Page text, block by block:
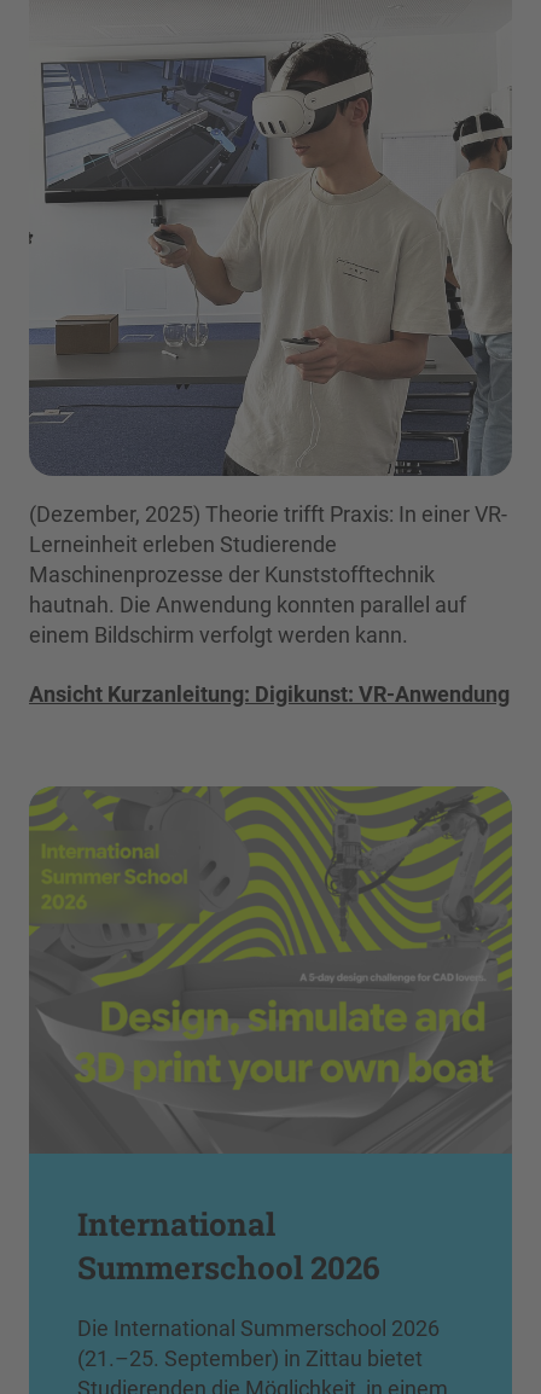
(Dezember, 2025) Theorie trifft Praxis: In einer VR-
Lerneinheit erleben Studierende
Maschinenprozesse der Kunststofftechnik
hautnah. Die Anwendung konnten parallel auf
einem Bildschirm verfolgt werden kann.
Ansicht Kurzanleitung: Digikunst: VR-Anwendung
International
Summerschool 2026
Die International Summerschool 2026
(21.–25. September) in Zittau bietet
Studierenden die Möglichkeit, in einem